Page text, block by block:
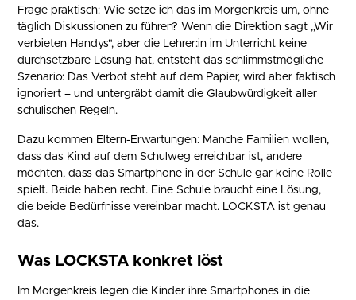
Frage praktisch: Wie setze ich das im Morgenkreis um, ohne
täglich Diskussionen zu führen? Wenn die Direktion sagt „Wir
verbieten Handys", aber die Lehrer:in im Unterricht keine
durchsetzbare Lösung hat, entsteht das schlimmstmögliche
Szenario: Das Verbot steht auf dem Papier, wird aber faktisch
ignoriert – und untergräbt damit die Glaubwürdigkeit aller
schulischen Regeln.
Dazu kommen Eltern-Erwartungen: Manche Familien wollen,
dass das Kind auf dem Schulweg erreichbar ist, andere
möchten, dass das Smartphone in der Schule gar keine Rolle
spielt. Beide haben recht. Eine Schule braucht eine Lösung,
die beide Bedürfnisse vereinbar macht. LOCKSTA ist genau
das.
Was LOCKSTA konkret löst
Im Morgenkreis legen die Kinder ihre Smartphones in die